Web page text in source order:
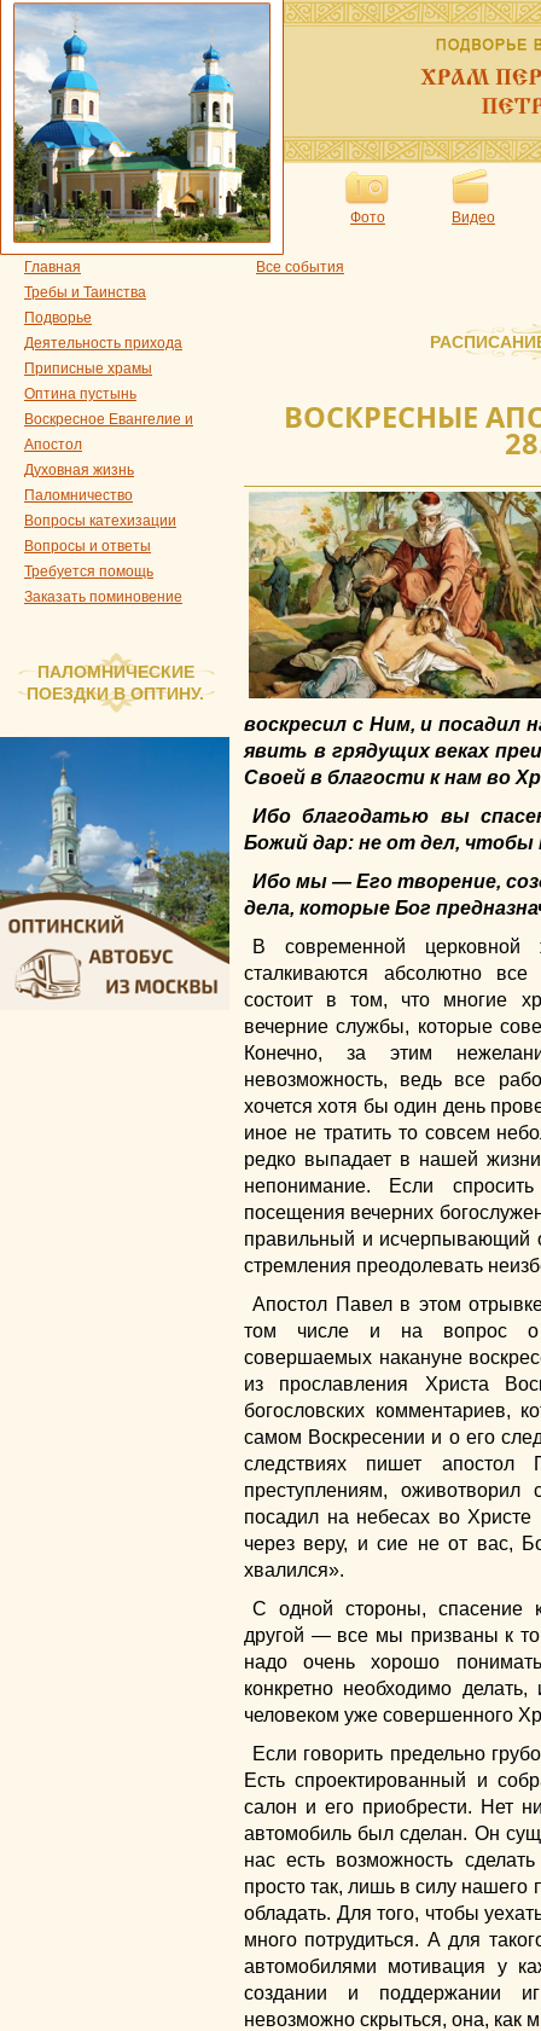
Фото Видео
Главная
Требы и Таинства
Подворье
Деятельность прихода
Приписные храмы
Оптина пустынь
Воскресное Евангелие и
Апостол
Духовная жизнь
Паломничество
Вопросы катехизации
Вопросы и ответы
Требуется помощь
Заказать поминовение
ПАЛОМНИЧЕСКИЕ
ПОЕЗДКИ В ОПТИНУ.
Все события
ВОСКРЕСНЫЕ
воскресил с Ним, и посадил
явить в грядущих веках
Своей в благости к нам во
Ибо благодатью вы
Божий дар: не от дел, чтобы
Ибо мы — Его творение,
дела, которые Бог
В современной
сталкиваются абсолютно
состоит в том, что многие
вечерние службы, которые
Конечно, за этим
невозможность, ведь все
хочется хотя бы один день
иное не тратить то совсем
редко выпадает в нашей
непонимание. Если
посещения вечерних
правильный и исчерпывающий
стремления преодолевать
Апостол Павел в этом
том числе и на вопрос о
совершаемых накануне
из прославления Христа
богословских комментариев,
самом Воскресении и о его
следствиях пишет
преступлениям,
посадил на небесах во
через веру, и сие не от вас,
хвалился».
С одной стороны, спасение
другой — все мы призваны к
надо очень хорошо
конкретно необходимо
человеком уже совершенного
Если говорить предельно
Есть спроектированный и
салон и его приобрести. Нет
автомобиль был сделан. Он
нас есть возможность
просто так, лишь в силу
обладать. Для того, чтобы
много потрудиться. А для
автомобилями мотивация у
создании и поддержании
невозможно скрыться, она, как